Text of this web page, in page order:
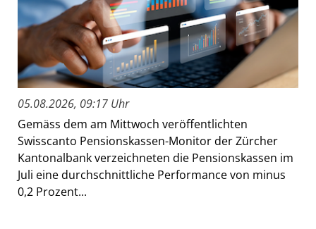
05.08.2026, 09:17 Uhr
Gemäss dem am Mittwoch veröffentlichten
Swisscanto Pensionskassen-Monitor der Zürcher
Kantonalbank verzeichneten die Pensionskassen im
Juli eine durchschnittliche Performance von minus
0,2 Prozent...